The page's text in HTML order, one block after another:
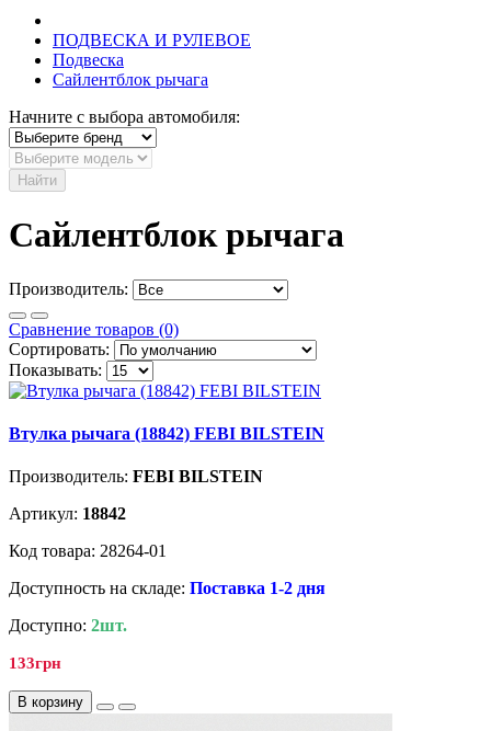
ПОДВЕСКА И РУЛЕВОЕ
Подвеска
Сайлентблок рычага
Начните с выбора автомобиля:
Найти
Сайлентблок рычага
Производитель:
Сравнение товаров (0)
Сортировать:
Показывать:
Втулка рычага (18842) FEBI BILSTEIN
Производитель: FEBI BILSTEIN
Артикул: 18842
Код товара: 28264-01
Доступность на складе: Поставка 1-2 дня
Доступно: 2шт.
133грн
В корзину